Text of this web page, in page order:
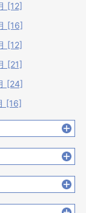
[12]
[16]
[12]
[21]
[24]
[16]
[15]
[16]
[12]
[18]
[21]